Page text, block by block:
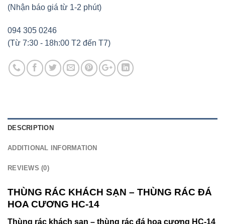
(Nhận báo giá từ 1-2 phút)
094 305 0246
(Từ 7:30 - 18h:00 T2 đến T7)
DESCRIPTION
ADDITIONAL INFORMATION
REVIEWS (0)
THÙNG RÁC KHÁCH SẠN – THÙNG RÁC ĐÁ
HOA CƯƠNG HC-14
Thùng rác khách sạn – thùng rác đá hoa cương HC-14